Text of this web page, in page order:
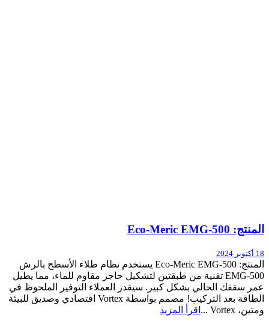
المنتج: Eco-Meric EMG-500
18 أكتوبر 2024
المنتج: Eco-Meric EMG-500 يستخدم نظام طلاء الأسطح بالرش
EMG-500 تقنية من طبقتين لتشكيل حاجز مقاوم للماء، مما يطيل
عمر سقفك الحالي بشكل كبير. سيقدر العملاء التوفير الملحوظ في
الطاقة بعد التركيب! مصمم بواسطة Vortex اقتصادي وصديق للبيئة
ومتين، Vortex ...
اقرأ المزيد